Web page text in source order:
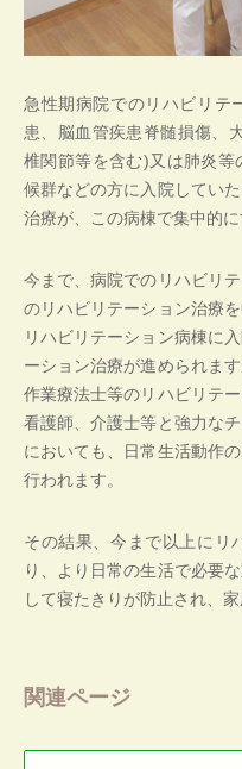
急性期病院でのリハビリテ
患、脳血管疾患脊髄損傷、
椎関節等を含む)又は肺炎等
候群などの方に入院してい
治療が、この病棟で集中的に
今まで、病院でのリハビリ
のリハビリテーション治療
リハビリテーション病棟に
ーション治療が進められま
作業療法士等のリハビリテ
看護師、介護士等と強力な
においても、日常生活動作
行われます。
その結果、今まで以上にリ
り、より日常の生活で必要
して寝たきりが防止され、
関連ページ